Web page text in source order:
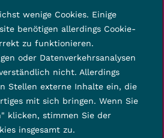
wenige Cookies. Einige
benötigen allerdings Cookie-
zu funktionieren.
oder Datenverkehrsanalysen
nicht. Allerdings
Stellen externe Inhalte ein, die
mit sich bringen. Wenn Sie
klicken, stimmen Sie der
insgesamt zu.
linke-landkreis-kassel.de
hier: